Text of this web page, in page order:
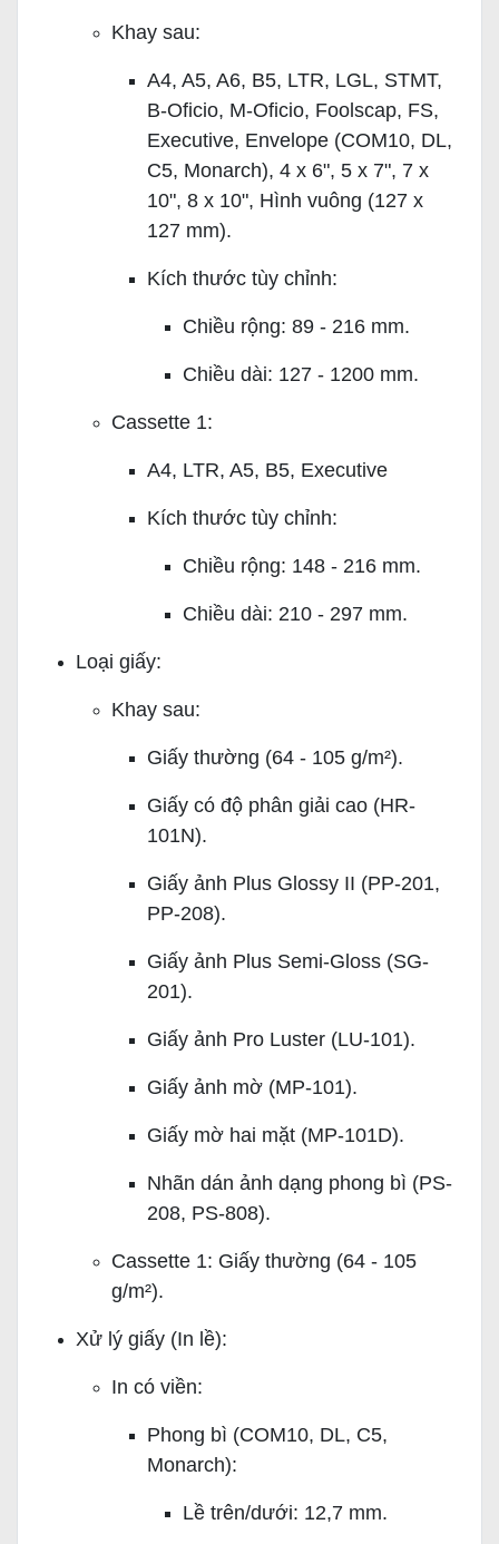
Khay sau:
A4, A5, A6, B5, LTR, LGL, STMT,
B-Oficio, M-Oficio, Foolscap, FS,
Executive, Envelope (COM10, DL,
C5, Monarch), 4 x 6", 5 x 7", 7 x
10", 8 x 10", Hình vuông (127 x
127 mm).
Kích thước tùy chỉnh:
Chiều rộng: 89 - 216 mm.
Chiều dài: 127 - 1200 mm.
Cassette 1:
A4, LTR, A5, B5, Executive
Kích thước tùy chỉnh:
Chiều rộng: 148 - 216 mm.
Chiều dài: 210 - 297 mm.
Loại giấy:
Khay sau:
Giấy thường (64 - 105 g/m²).
Giấy có độ phân giải cao (HR-
101N).
Giấy ảnh Plus Glossy II (PP-201,
PP-208).
Giấy ảnh Plus Semi-Gloss (SG-
201).
Giấy ảnh Pro Luster (LU-101).
Giấy ảnh mờ (MP-101).
Giấy mờ hai mặt (MP-101D).
Nhãn dán ảnh dạng phong bì (PS-
208, PS-808).
Cassette 1: Giấy thường (64 - 105
g/m²).
Xử lý giấy (In lề):
In có viền:
Phong bì (COM10, DL, C5,
Monarch):
Lề trên/dưới: 12,7 mm.